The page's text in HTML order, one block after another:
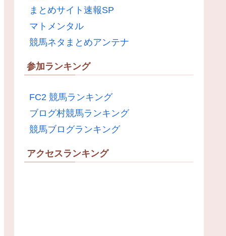
まとめサイト速報SP
マトメンタル
競馬ネタまとめアンテナ
参加ランキング
FC2 競馬ランキング
ブログ村競馬ランキング
競馬ブログランキング
アクセスランキング